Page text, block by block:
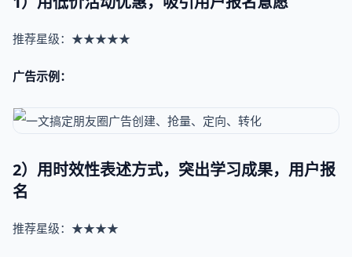
推荐星级：★★★★★
广告示例：
2）用时效性表述方式，突出学习成果，用户报
名
推荐星级：★★★★